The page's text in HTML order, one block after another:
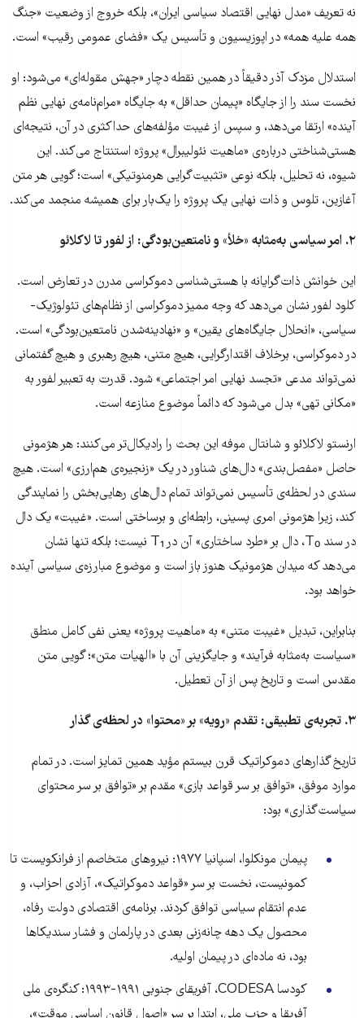
نه تعریف «مدل نهایی اقتصاد سیاسی ایران»، بلکه خروج از وضعیت «جنگ
همه علیه همه» در اپوزیسیون و تأسیس یک «فضای عمومی رقیب» است.
استدلال مزدک آذر دقیقاً در همین نقطه دچار «جهش مقوله‌ای» می‌شود: او
نخست سند را از جایگاه «پیمان حداقل» به جایگاه «مرام‌نامه‌ی نهایی نظم
آینده» ارتقا می‌دهد، و سپس از غیبت مؤلفه‌های حداکثری در آن، نتیجه‌ای
هستی‌شناختی درباره‌ی «ماهیت نئولیبرال» پروژه استنتاج می‌کند. این
شیوه، نه تحلیل، بلکه نوعی «تثبیت‌گرایی هرمنوتیکی» است؛ گویی هر متن
آغازین، تلوس و ذات نهایی یک پروژه را یک‌بار برای همیشه منجمد می‌کند.
۲. امر سیاسی به‌مثابه «خلأ» و نامتعین‌بودگی: از لفور تا لاکلائو
این خوانش ذات‌گرایانه با هستی‌شناسی دموکراسی مدرن در تعارض است.
کلود لفور نشان می‌دهد که وجه ممیز دموکراسی از نظام‌های تئولوژیک-
سیاسی، «انحلال جایگاه‌های یقین» و «نهادینه‌شدن نامتعین‌بودگی» است.
در دموکراسی، برخلاف اقتدارگرایی، هیچ متنی، هیچ رهبری و هیچ گفتمانی
نمی‌تواند مدعی «تجسد نهایی امر اجتماعی» شود. قدرت به تعبیر لفور به
«مکانی تهی» بدل می‌شود که دائماً موضوع منازعه است.
ارنستو لاکلائو و شانتال موفه این بحث را رادیکال‌تر می‌کنند: هر هژمونی
حاصل «مفصل‌بندی» دال‌های شناور در یک «زنجیره‌ی هم‌ارزی» است. هیچ
سندی در لحظه‌ی تأسیس نمی‌تواند تمام دال‌های رهایی‌بخش را نمایندگی
کند، زیرا هژمونی امری پسینی، رابطه‌ای و برساختی است. «غیبت» یک دال
در سند T₀، دال بر «طرد ساختاری» آن در T₁ نیست؛ بلکه تنها نشان
می‌دهد که میدان هژمونیک هنوز باز است و موضوع مبارزه‌ی سیاسی آینده
خواهد بود.
بنابراین، تبدیل «غیبت متنی» به «ماهیت پروژه» یعنی نفی کامل منطق
«سیاست به‌مثابه فرآیند» و جایگزینی آن با «الهیات متن»؛ گویی متن
مقدس است و تاریخ پس از آن تعطیل.
۳. تجربه‌ی تطبیقی: تقدم «رویه» بر «محتوا» در لحظه‌ی گذار
تاریخ گذارهای دموکراتیک قرن بیستم مؤید همین تمایز است. در تمام
موارد موفق، «توافق بر سر قواعد بازی» مقدم بر «توافق بر سر محتوای
سیاست‌گذاری» بود:
پیمان مونکلوا، اسپانیا ۱۹۷۷: نیروهای متخاصم از فرانکویست تا
کمونیست، نخست بر سر «قواعد دموکراتیک»، آزادی احزاب، و
عدم انتقام سیاسی توافق کردند. برنامه‌ی اقتصادی دولت رفاه،
محصول یک دهه چانه‌زنی بعدی در پارلمان و فشار سندیکاها
بود، نه ماده‌ای در پیمان اولیه.
کودسا CODESA، آفریقای جنوبی ۱۹۹۱-۱۹۹۳: کنگره‌ی ملی